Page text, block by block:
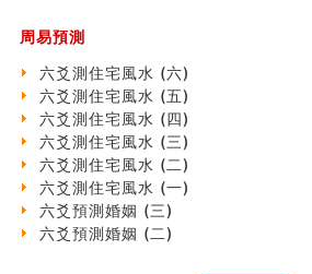
吃相与性格及命运
民間風水知識九十四條
马斯克八字分析
饭店餐馆风水布局知识
六爻占卜中如何预测官运、事业运？
《高岛易断》(三)
专家点评手上九大桃花线
四柱八字快速直断技法
天池水
周易預測
六爻測住宅風水 (六)
六爻測住宅風水 (五)
六爻測住宅風水 (四)
六爻測住宅風水 (三)
六爻測住宅風水 (二)
六爻測住宅風水 (一)
六爻預測婚姻 (三)
六爻預測婚姻 (二)